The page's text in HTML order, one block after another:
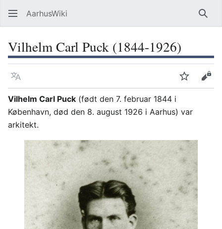
AarhusWiki Søg
Vilhelm Carl Puck (1844-1926)
Sprog OvervågVis
Vilhelm Carl Puck (født den 7. februar 1844 i
København, død den 8. august 1926 i Aarhus) var
arkitekt.